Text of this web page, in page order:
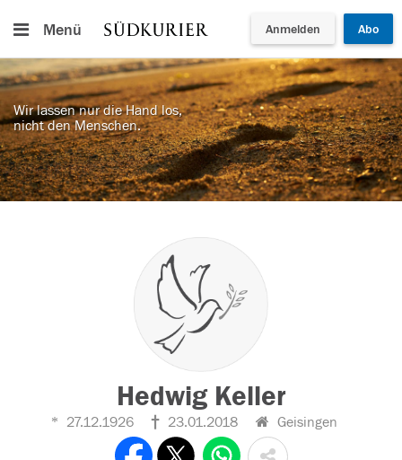
Menü Anmelden Abo
Wir lassen nur die Hand los,
nicht den Menschen.
Hedwig Keller
27.12.1926 23.01.2018 Geisingen